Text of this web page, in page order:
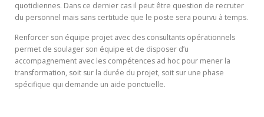
quotidiennes. Dans ce dernier cas il peut être question de recruter
du personnel mais sans certitude que le poste sera pourvu à temps.
Renforcer son équipe projet avec des consultants opérationnels
permet de soulager son équipe et de disposer d’u
accompagnement avec les compétences ad hoc pour mener la
transformation, soit sur la durée du projet, soit sur une phase
spécifique qui demande un aide ponctuelle.